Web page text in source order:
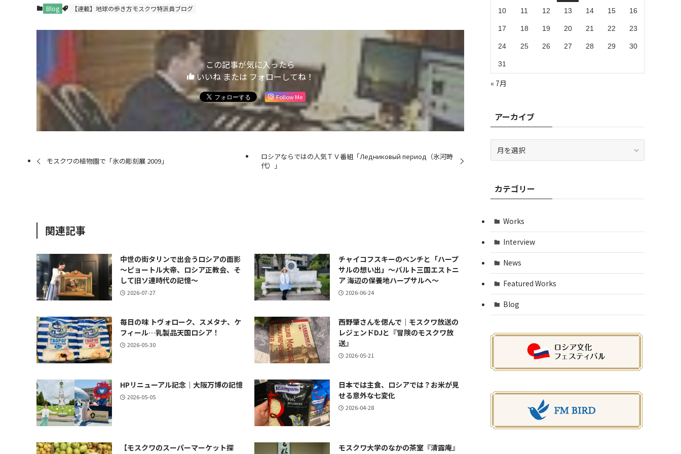
Blog 【連載】地球の歩き方モスクワ特派員ブログ
この記事が気に入ったら
いいね または フォローしてね！
Follow Me
モスクワの植物園で「氷の彫刻展 2009」
ロシアならではの人気ＴＶ番組「Ледниковый период（氷河時
代）」
関連記事
中世の街タリンで出会うロシアの面影
～ピョートル大帝、ロシア正教会、そ
して旧ソ連時代の記憶～
2026-07-27
チャイコフスキーのベンチと「ハープ
サルの想い出」～バルト三国エストニ
ア 海辺の保養地ハープサルへ～
2026-06-24
毎日の味 トヴォローク、スメタナ、ケ
フィール…乳製品天国ロシア！
2026-05-30
西野肇さんを偲んで｜モスクワ放送の
レジェンドDJと『冒険のモスクワ放
送』
2026-05-21
HPリニューアル記念｜大阪万博の記憶
2026-05-05
日本では主食、ロシアでは？お米が見
せる意外な七変化
2026-04-28
【モスクワのスーパーマーケット探
モスクワ大学のなかの茶室『清露庵』
10 11 12 13 14 15 16
17 18 19 20 21 22 23
24 25 26 27 28 29 30
31
« 7月
アーカイブ
ブカテゴリー
Works
Interview
News
Featured Works
Blog